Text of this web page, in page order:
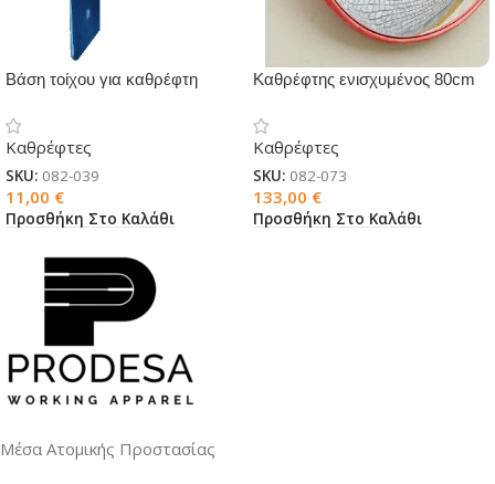
Βάση τοίχου για καθρέφτη
Καθρέφτες
SKU: 082-039
11,00 €
Προσθήκη Στο Καλάθι
Καθρέφτης ενισχυμένος 80cm
Καθρέφτες
SKU: 082-073
133,00 €
Προσθήκη Στο Καλάθι
Μέσα Ατομικής Προστασίας